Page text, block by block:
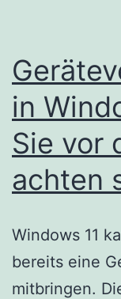
in
Sie vor
achten
Windows 11
bereits eine
mitbringen.